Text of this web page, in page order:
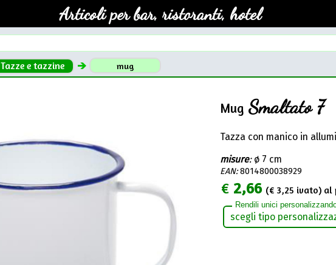
Articoli per bar, ristoranti, hotel
Tazze e tazzine mug
MugSmaltato 7
Tazza con manico in
misure: ø 7 cm
EAN:8014800038929
€ 2,66 (€ 3,25 ivato) al
Rendili unici